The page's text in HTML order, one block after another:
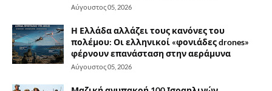
Αύγουστος 05, 2026
Η Ελλάδα αλλάζει τους κανόνες του
πολέμου: Οι ελληνικοί «φονιάδες drones»
φέρνουν επανάσταση στην αεράμυνα
Αύγουστος 05, 2026